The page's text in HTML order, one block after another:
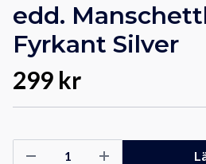
edd.
Fyrkant Silver
299 kr